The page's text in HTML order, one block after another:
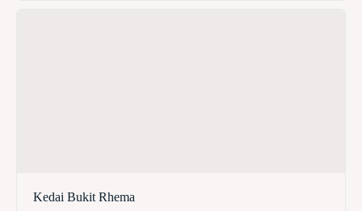
Kedai Bukit Rhema